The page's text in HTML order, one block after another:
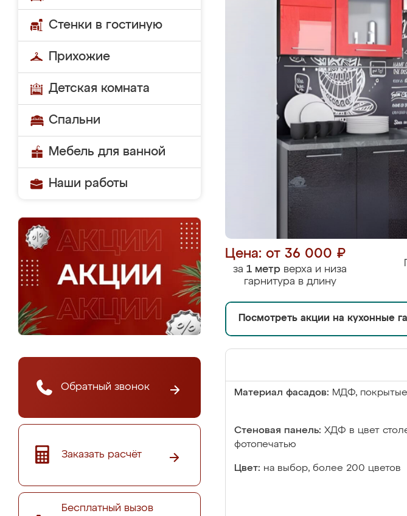
Стенки в гостиную
Прихожие
Детская комната
Спальни
Мебель для ванной
Наши работы
Обратный звонок
Заказать расчёт
Бесплатный вызов
Цена: от 36 000 ₽
за 1 метр верха и низа
гарнитура в длину
Посмотреть акции на кухонные
Материал фасадов: МДФ,
Стеновая панель: ХДФ в цвет
фотопечатью
Цвет: на выбор, более 200 цветов